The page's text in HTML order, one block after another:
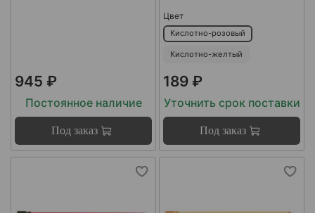
945 ₽
Постоянное наличие
Под заказ
Цвет
Кислотно-розовый
Кислотно-желтый
189 ₽
Уточнить срок поставки
Под заказ